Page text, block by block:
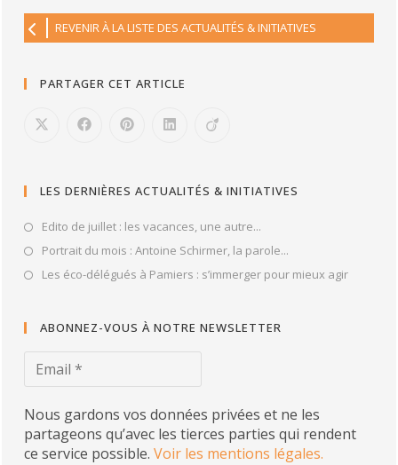
REVENIR À LA LISTE DES ACTUALITÉS & INITIATIVES
PARTAGER CET ARTICLE
LES DERNIÈRES ACTUALITÉS & INITIATIVES
Edito de juillet : les vacances, une autre...
Portrait du mois : Antoine Schirmer, la parole...
Les éco-délégués à Pamiers : s’immerger pour mieux agir
ABONNEZ-VOUS À NOTRE NEWSLETTER
Nous gardons vos données privées et ne les
partageons qu’avec les tierces parties qui rendent
ce service possible.Voir les mentions légales.